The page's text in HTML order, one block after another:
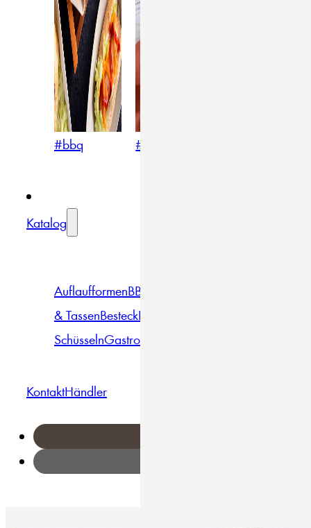
#bbq #blumig
Katalog
AuflaufformenBBQ
& TassenBesteckBowls &
SchüsselnGastro
KontaktHändler